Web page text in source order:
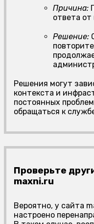
Причина:
ответа
Решение:
Решения могут
контекста и
постоянных
обращаться к
Проверьте
maxni.ru
Вероятно, у сайта
настроено